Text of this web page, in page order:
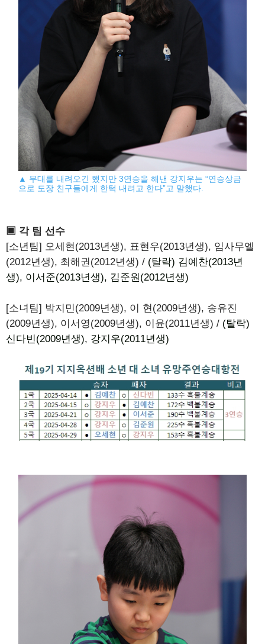
▲ 무대를 내려오긴 했지만 3연승을 해낸 강지우는 “연승상금
으로 도장 친구들에게 한턱 내려고 한다”고 말했다.
▣ 각 팀 선수
[소년팀] 오세현(2013년생), 표현우(2013년생), 임사무엘
(2012년생), 최해권(2012년생) / (탈락) 김예찬(2013년
생), 이서준(2013년생), 김준원(2012년생)
[소녀팀] 박지민(2009년생), 이 현(2009년생), 송유진
(2009년생), 이서영(2009년생), 이윤(2011년생) / (탈락)
신다빈(2009년생), 강지우(2011년생)